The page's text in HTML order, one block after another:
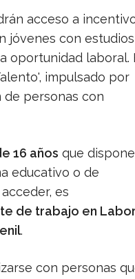
acceso a
jóvenes con estudios
oportunidad laboral.
impulsado por
personas con
16 años que
educativo o de
es
de trabajo en
.
con personas